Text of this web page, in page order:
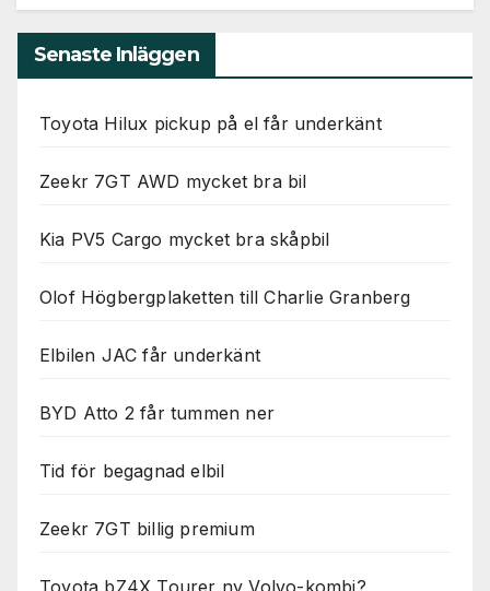
Senaste Inläggen
Toyota Hilux pickup på el får underkänt
Zeekr 7GT AWD mycket bra bil
Kia PV5 Cargo mycket bra skåpbil
Olof Högbergplaketten till Charlie Granberg
Elbilen JAC får underkänt
BYD Atto 2 får tummen ner
Tid för begagnad elbil
Zeekr 7GT billig premium
Toyota bZ4X Tourer ny Volvo-kombi?